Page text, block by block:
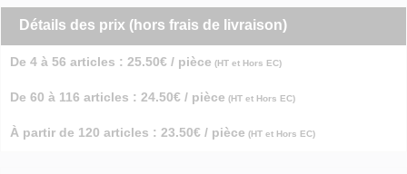
Détails des prix (hors frais de livraison)
De 4 à 56 articles : 25.50€ / pièce (HT et Hors EC)
De 60 à 116 articles : 24.50€ / pièce (HT et Hors EC)
À partir de 120 articles : 23.50€ / pièce (HT et Hors EC)